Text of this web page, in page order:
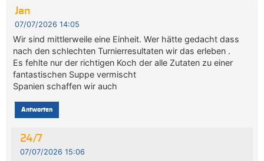
Jan
07/07/2026 14:05
Wir sind mittlerweile eine Einheit. Wer hätte gedacht dass
nach den schlechten Turnierresultaten wir das erleben .
Es fehlte nur der richtigen Koch der alle Zutaten zu einer
fantastischen Suppe vermischt
Spanien schaffen wir auch
Antworten
24/7
07/07/2026 15:06